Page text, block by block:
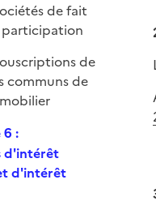
de fait
participation
de
communs de
:
d'intérêt
d'intérêt